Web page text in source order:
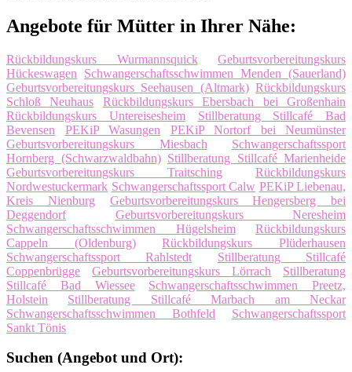
Angebote für Mütter in Ihrer Nähe:
Rückbildungskurs Wurmannsquick
Geburtsvorbereitungskurs
Hückeswagen
Schwangerschaftsschwimmen Menden (Sauerland)
Geburtsvorbereitungskurs Seehausen (Altmark) Rückbildungskurs
Schloß Neuhaus
Rückbildungskurs Ebersbach bei Großenhain
Rückbildungskurs Untereisesheim
Stillberatung Stillcafé Bad
Bevensen
PEKiP Wasungen
PEKiP Nortorf bei Neumünster
Geburtsvorbereitungskurs Miesbach
Schwangerschaftssport
Hornberg (Schwarzwaldbahn) Stillberatung Stillcafé Marienheide
Geburtsvorbereitungskurs Traitsching
Rückbildungskurs
Nordwestuckermark Schwangerschaftssport Calw PEKiP Liebenau,
Kreis Nienburg
Geburtsvorbereitungskurs Hengersberg bei
Deggendorf
Geburtsvorbereitungskurs Neresheim
Schwangerschaftsschwimmen Hügelsheim
Rückbildungskurs
Cappeln (Oldenburg)
Rückbildungskurs Plüderhausen
Schwangerschaftssport Rahlstedt
Stillberatung Stillcafé
Coppenbrügge
Geburtsvorbereitungskurs Lörrach
Stillberatung
Stillcafé Bad Wiessee
Schwangerschaftsschwimmen Preetz,
Holstein
Stillberatung Stillcafé Marbach am Neckar
Schwangerschaftsschwimmen Bothfeld
Schwangerschaftssport
Sankt Tönis
Suchen (Angebot und Ort):